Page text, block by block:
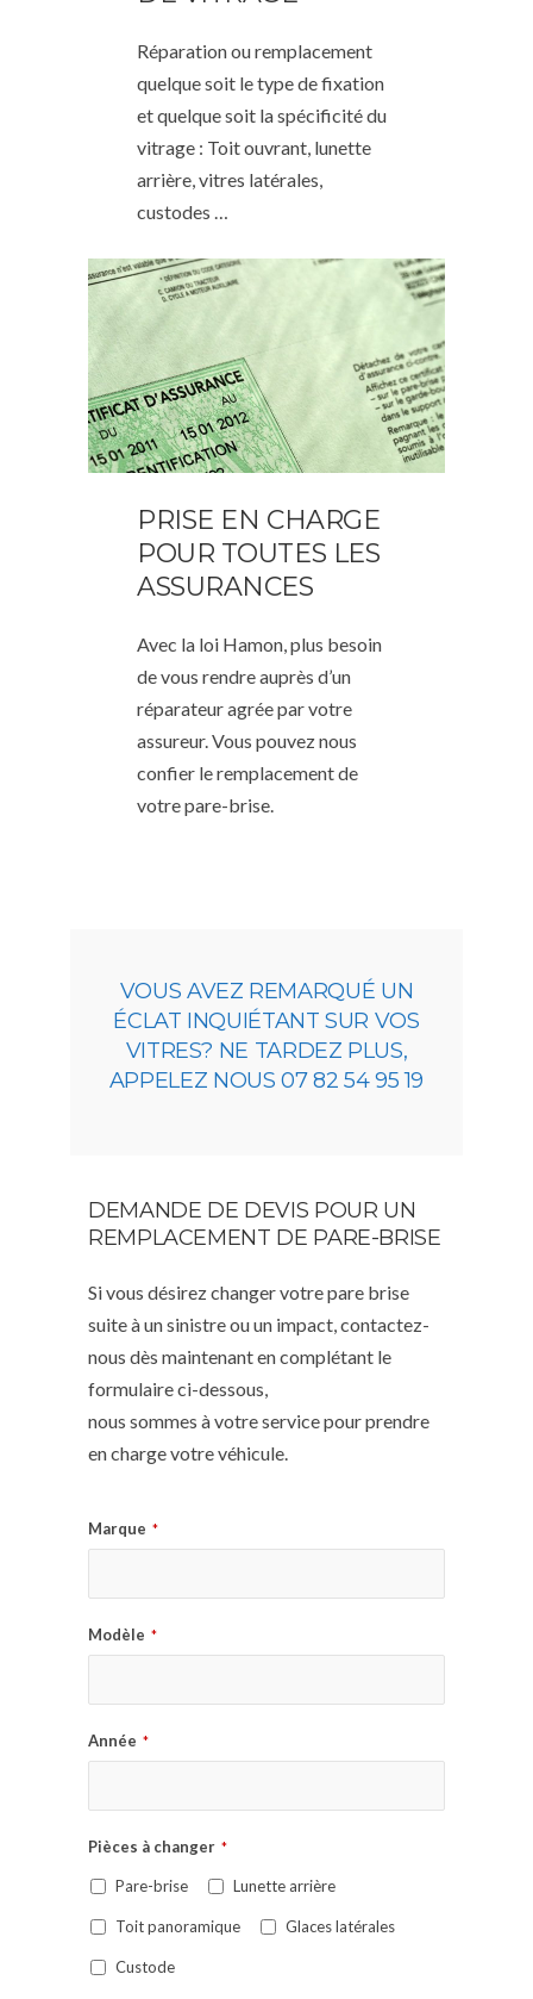
Réparation ou remplacement
quelque soit le type de fixation
et quelque soit la spécificité du
vitrage : Toit ouvrant, lunette
arrière, vitres latérales,
custodes …
PRISE EN CHARGE
POUR TOUTES LES
ASSURANCES
Avec la loi Hamon, plus besoin
de vous rendre auprès d’un
réparateur agrée par votre
assureur. Vous pouvez nous
confier le remplacement de
votre pare-brise.
VOUS AVEZ REMARQUÉ UN
ÉCLAT INQUIÉTANT SUR VOS
VITRES? NE TARDEZ PLUS,
APPELEZ NOUS 07 82 54 95 19
DEMANDE DE DEVIS POUR UN
REMPLACEMENT DE PARE-BRISE
Si vous désirez changer votre pare brise
suite à un sinistre ou un impact, contactez-
nous dès maintenant en complétant le
formulaire ci-dessous,
nous sommes à votre service pour prendre
en charge votre véhicule.
Marque *
Modèle *
Année *
Pièces à changer *
Pare-brise Lunette arrière
Toit panoramique Glaces latérales
Custode